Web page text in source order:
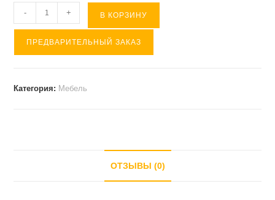
Количество
товара
Кабинет
- + В КОРЗИНУ
ПРЕДВАРИТЕЛЬНЫЙ ЗАКАЗ
Категория: Мебель
ОТЗЫВЫ (0)